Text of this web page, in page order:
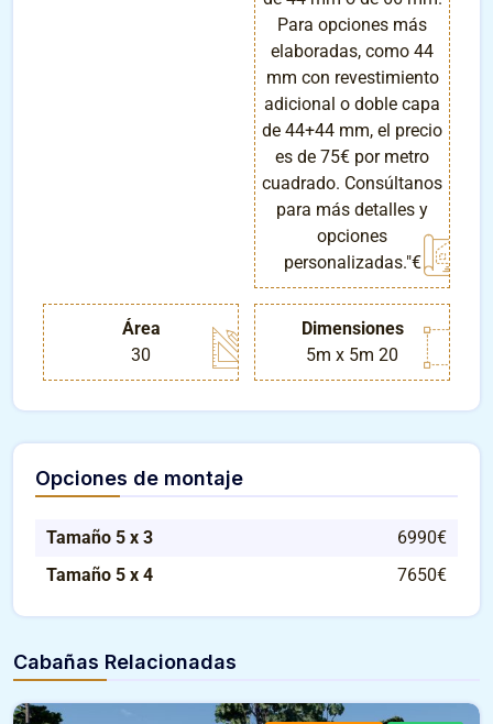
Para opciones más
elaboradas, como 44
mm con revestimiento
adicional o doble capa
de 44+44 mm, el precio
es de 75€ por metro
cuadrado. Consúltanos
para más detalles y
opciones
personalizadas."€
Área
30
Dimensiones
5m x 5m 20
Opciones de montaje
Tamaño 5 x 3
6990€
Tamaño 5 x 4
7650€
Cabañas Relacionadas